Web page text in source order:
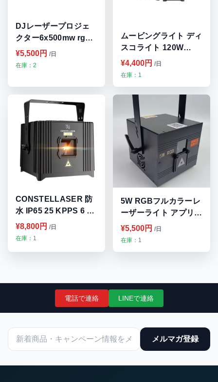
DJレーザープロジェ
クター6x500mw rgb,6
アイビーム 九州・福岡
レンタル
¥5,500円 /日
在庫：2
ムービングライト ディ
スコライト 120W
16LED 3in1 RGB 九
州・福岡レンタル
¥4,400円 /日
在庫：1
CONSTELLASER 防
水 IP65 25 KPPS 6 ワ
ットスキャンプロジェ
クターレーザーライト
¥8,800円 /日
在庫：1
5W RGBフルカラーレ
ーザーライト アプリで
操作可能 九州・福岡レ
ンタル
¥5,500円 /日
在庫：1
電話で連絡 LINEで連絡
メルマガ登録